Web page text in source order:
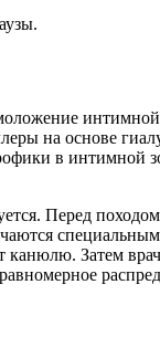
на основе
в
Перед
Затем